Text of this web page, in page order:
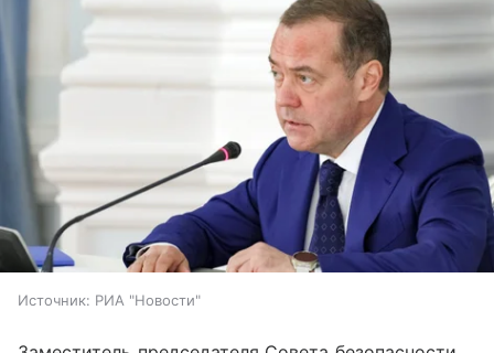
Источник: РИА "Новости"